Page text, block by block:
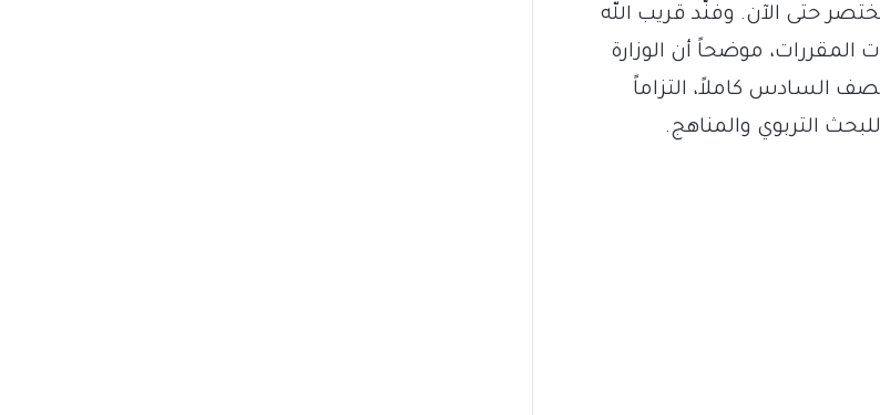
حتى الآن. وفنّد قريب الله
المقررات، موضحاً أن الوزارة
السادس كاملاً، التزاماً
التربوي والمناهج.